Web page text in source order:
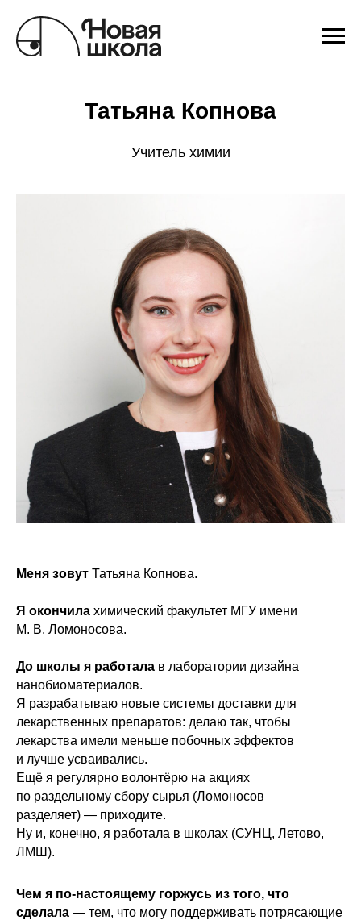
Татьяна Копнова
Учитель химии
Меня зовут Татьяна Копнова.
Я окончила химический факультет МГУ имени
М. В. Ломоносова.
До школы я работала в лаборатории дизайна
нанобиоматериалов.
Я разрабатываю новые системы доставки для
лекарственных препаратов: делаю так, чтобы
лекарства имели меньше побочных эффектов
и лучше усваивались.
Ещё я регулярно волонтёрю на акциях
по раздельному сбору сырья (Ломоносов
разделяет) — приходите.
Ну и, конечно, я работала в школах (СУНЦ, Летово,
ЛМШ).
Чем я по-настоящему горжусь из того, что
сделала — тем, что могу поддерживать потрясающие